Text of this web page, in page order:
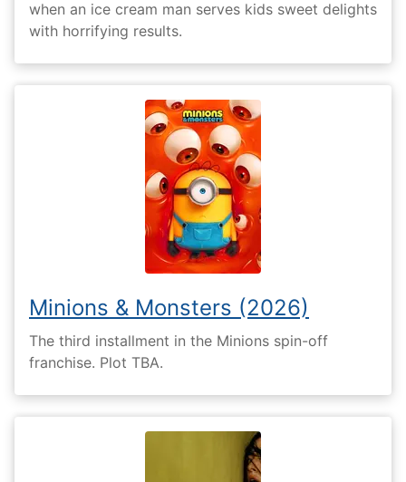
when an ice cream man serves kids sweet delights
with horrifying results.
Minions & Monsters (2026)
The third installment in the Minions spin-off
franchise. Plot TBA.